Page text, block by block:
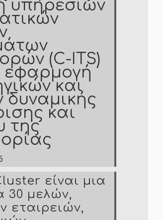
υπηρεσιών
(C-ITS)
εφαρμογή
και
δυναμικής
και
της
είναι μια
30 μελών,
εταιρειών,